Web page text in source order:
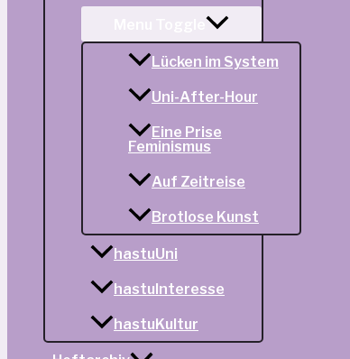
Lücken im System
Uni-After-Hour
Eine Prise
Feminismus
Auf Zeitreise
Brotlose Kunst
hastuUni
hastuInteresse
hastuKultur